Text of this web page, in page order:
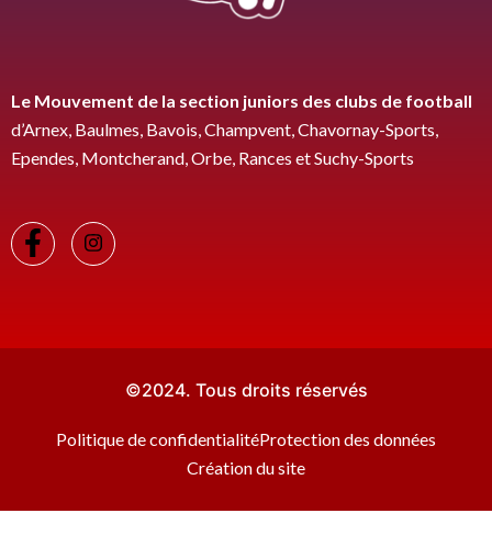
Le Mouvement de la section juniors des clubs de football
d’Arnex, Baulmes, Bavois, Champvent, Chavornay-Sports,
Ependes, Montcherand, Orbe, Rances et Suchy-Sports
©2024. Tous droits réservés
Politique de confidentialitéProtection des données
Création du site